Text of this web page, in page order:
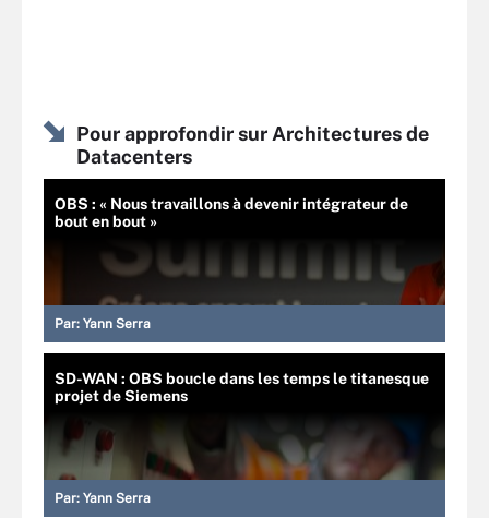
Pour approfondir sur Architectures de
Datacenters
OBS : « Nous travaillons à devenir intégrateur de
bout en bout »
Par: Yann Serra
SD-WAN : OBS boucle dans les temps le titanesque
projet de Siemens
Par: Yann Serra